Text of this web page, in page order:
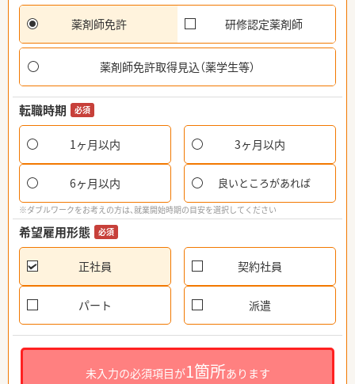
薬剤師免許 研修認定薬剤師
薬剤師免許取得見込（薬学生等）
転職時期 必須
1ヶ月以内 3ヶ月以内
6ヶ月以内 良いところがあれば
※ダブルワークをお考えの方は、就業開始時期の目安を選択してください
希望雇用形態 必須
正社員 契約社員
パート 派遣
未入力の必須項目が1箇所あります